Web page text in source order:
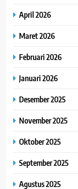
April 2026
Maret 2026
Februari 2026
Januari 2026
Desember 2025
November 2025
Oktober 2025
September 2025
Agustus 2025